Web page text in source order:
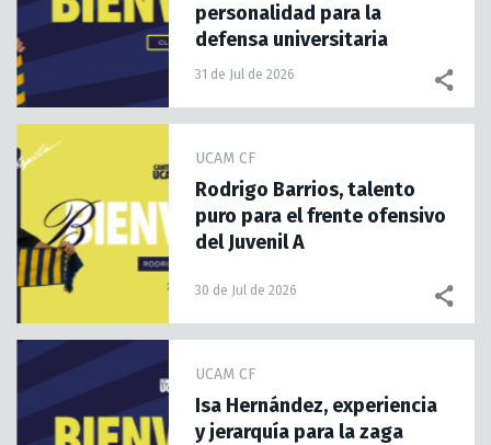
personalidad para la
defensa universitaria
31 de Jul de 2026
UCAM CF
Rodrigo Barrios, talento
puro para el frente ofensivo
del Juvenil A
30 de Jul de 2026
UCAM CF
Isa Hernández, experiencia
y jerarquía para la zaga